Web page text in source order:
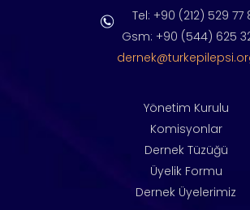
Tel: +90 (212) 529 77
Gsm: +90 (544) 625
Yönetim Kurulu
Komisyonlar
Dernek Tüzüğü
Üyelik Formu
Dernek Üyelerimiz